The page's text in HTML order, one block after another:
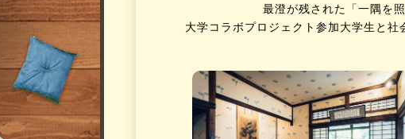
最澄が残された 「一隅を
大学コラボプロジェクト参加大学生と社